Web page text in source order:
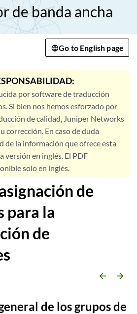
de banda ancha
Go to English page
por software de traducción
Si bien nos hemos esforzado por
de calidad, Juniper Networks
corrección. En caso de duda
de la información que ofrece esta
versión en inglés. El PDF
solo en inglés.
de
para la
de
arrow_backward arrow_forward
de los grupos de